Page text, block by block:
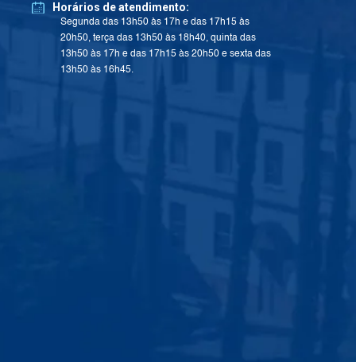
Horários de atendimento:
Segunda das 13h50 às 17h e das 17h15 às
20h50, terça das 13h50 às 18h40, quinta das
13h50 às 17h e das 17h15 às 20h50 e sexta das
13h50 às 16h45.